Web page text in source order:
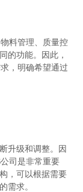
料管理、质量控
的功能。因此，
，明确希望通过
升级和调整。因
司是非常重要
，可以根据需要
需求。